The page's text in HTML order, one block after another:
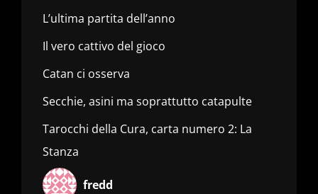
L’ultima partita dell’anno
Il vero cattivo del gioco
Catan ci osserva
Secchie, asini ma soprattutto catapulte
Tarocchi della Cura, carta numero 2: La
Stanza
fredd